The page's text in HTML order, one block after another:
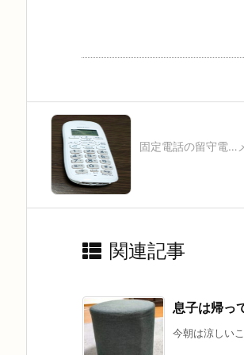
固定電話の留守電…
関連記事
息子は帰っ
今朝は涼しい